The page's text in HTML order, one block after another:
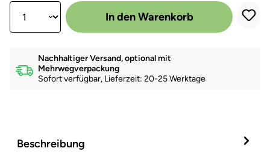
Produkt Anzahl: Gib den gewünschten Wert ein oder benutze die
In den Warenkorb
Nachhaltiger Versand, optional mit
Mehrwegverpackung
Sofort verfügbar, Lieferzeit: 20-25 Werktage
Beschreibung